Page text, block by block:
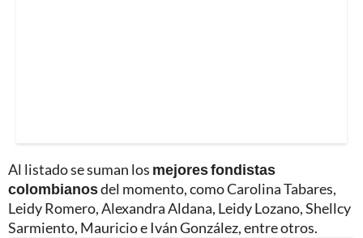
Al listado se suman los mejores fondistas
colombianosdel momento, como Carolina Tabares,
Leidy Romero, Alexandra Aldana, Leidy Lozano, Shellcy
Sarmiento, Mauricio e Iván González, entre otros.